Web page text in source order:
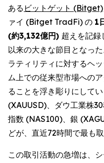
ある ビットゲット (Bitget)
ァイ (Bitget TradFi) の 1
(約3,132億円) 超えを記録
以来の大きな節目となっ
ラティリティに対するヘ
ム上での従来型市場への
ることを浮き彫りにして
(XAUUSD)、ダウ工業株
指数 (NAS100)、銀
どが、直近72時間で最も
この取引活動の急増は、